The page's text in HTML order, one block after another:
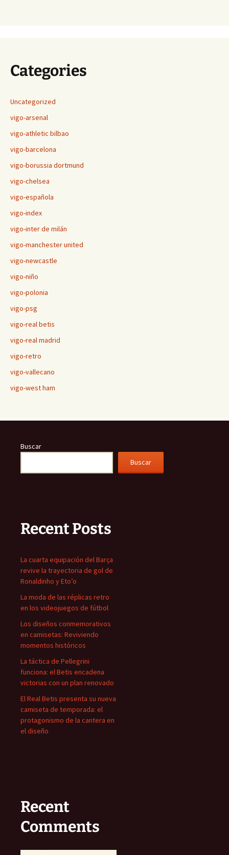
Categories
Uncategorized
vigo-arsenal
vigo-athletic bilbao
vigo-barcelona
vigo-borussia dortmund
vigo-chelsea
vigo-española
vigo-index
vigo-inter de milán
vigo-manchester united
vigo-newcastle
vigo-niño
vigo-polonia
vigo-psg
vigo-real betis
vigo-real madrid
vigo-retro
vigo-vallecano
vigo-west ham
Buscar
Buscar
Recent Posts
La cuarta equipación del Barça
revive la trayectoria de gol de
Ronaldinho y Eto’o
La moda de las réplicas retro
en los videojuegos de fútbol
Los diseños conmemorativos
en camisetas: Reviviendo
momentos históricos
La táctica de Pellegrini
funciona: el Betis encadena
victorias con un plan renovado
El Real Betis presenta su nueva
camiseta de temporada: el
protagonismo de la cantera en
el diseño
Recent
Comments